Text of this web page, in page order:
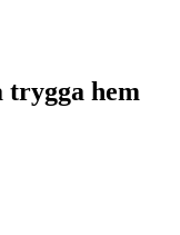
trygga hem